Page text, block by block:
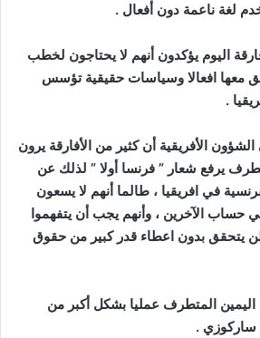
لغة ناعمة دون أفعال .
اليوم يؤكدون أنهم لا يحتاجون لخطب
معها افعالا وسياسات حقيقية تؤسس
.
الأفريقية أن كثير من الأفارقة يرون
يرفع شعار ” فرنسا أولا ” لذلك عن
في افريقيا ، طالما أنهم لا يسعون
حساب الآخرين ، وأنهم يجب أن يتفهموا
يتحقق بدون اعطاء قدر كبير من حقوق
اليمين المتطرف عمليا بشكل أكبر من
ساركوزي .